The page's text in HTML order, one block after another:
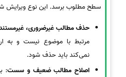
سطح مطلوب برسد. این نوع ویرایش
حذف مطالب غیرضروری،
مرتبط با موضوع نیست و به
نمی‌کند باید حذف شود.
اصلاح مطالب ضعیف و سست: